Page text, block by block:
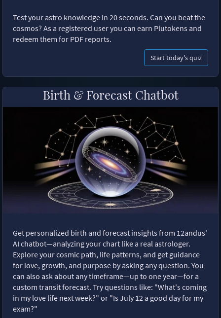
Test your astro knowledge in 20 seconds. Can you beat the
cosmos? As a registered user you can earn Plutokens and
redeem them for PDF reports.
Start today's quiz
Birth & Forecast Chatbot
Get personalized birth and forecast insights from 12andus'
AI chatbot—analyzing your chart like a real astrologer.
Explore your cosmic path, life patterns, and get guidance
for love, growth, and purpose by asking any question. You
can also ask about any timeframe—up to one year—for a
custom transit forecast. Try questions like: "What's coming
in my love life next week?" or "Is July 12 a good day for my
exam?"